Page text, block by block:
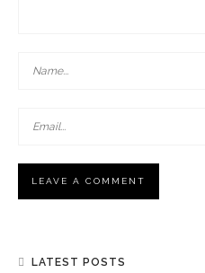
LATEST POSTS